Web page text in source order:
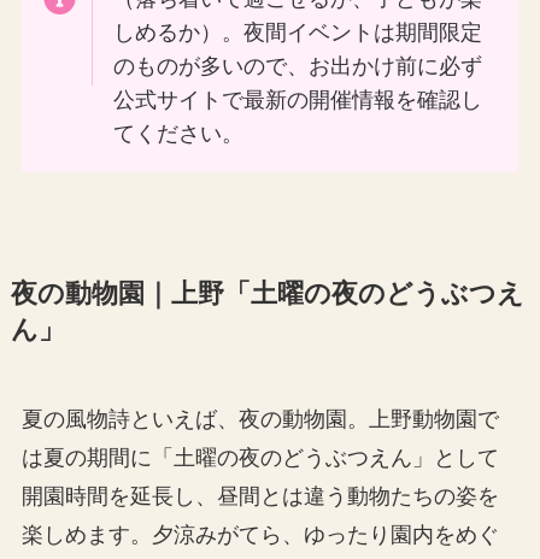
しめるか）。夜間イベントは期間限定
のものが多いので、お出かけ前に必ず
公式サイトで最新の開催情報を確認し
てください。
夜の動物園｜上野「土曜の夜のどうぶつえ
ん」
夏の風物詩といえば、夜の動物園。上野動物園で
は夏の期間に「土曜の夜のどうぶつえん」として
開園時間を延長し、昼間とは違う動物たちの姿を
楽しめます。夕涼みがてら、ゆったり園内をめぐ